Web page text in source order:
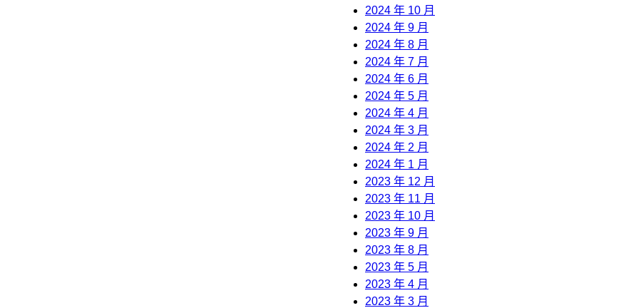
2024 年 10 月
2024 年 9 月
2024 年 8 月
2024 年 7 月
2024 年 6 月
2024 年 5 月
2024 年 4 月
2024 年 3 月
2024 年 2 月
2024 年 1 月
2023 年 12 月
2023 年 11 月
2023 年 10 月
2023 年 9 月
2023 年 8 月
2023 年 5 月
2023 年 4 月
2023 年 3 月